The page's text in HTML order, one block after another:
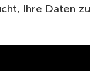
Ihre Daten zu